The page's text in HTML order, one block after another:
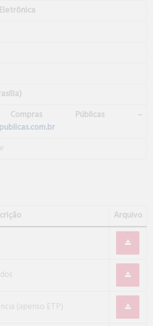
Públicas –
Arquivo
(apenso ETP)